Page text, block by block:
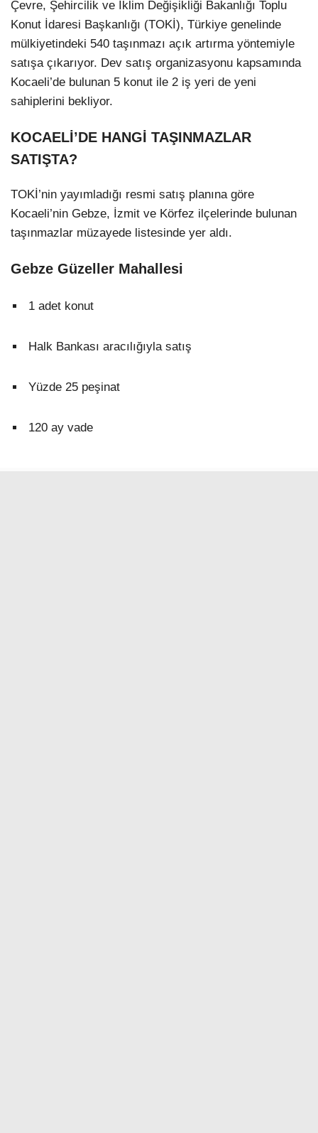
Çevre, Şehircilik ve İklim Değişikliği Bakanlığı Toplu
Konut İdaresi Başkanlığı (TOKİ), Türkiye genelinde
mülkiyetindeki 540 taşınmazı açık artırma yöntemiyle
satışa çıkarıyor. Dev satış organizasyonu kapsamında
Kocaeli’de bulunan 5 konut ile 2 iş yeri de yeni
sahiplerini bekliyor.
KOCAELİ’DE HANGİ TAŞINMAZLAR
SATIŞTA?
TOKİ’nin yayımladığı resmi satış planına göre
Kocaeli’nin Gebze, İzmit ve Körfez ilçelerinde bulunan
taşınmazlar müzayede listesinde yer aldı.
Gebze Güzeller Mahallesi
1 adet konut
Halk Bankası aracılığıyla satış
Yüzde 25 peşinat
120 ay vade